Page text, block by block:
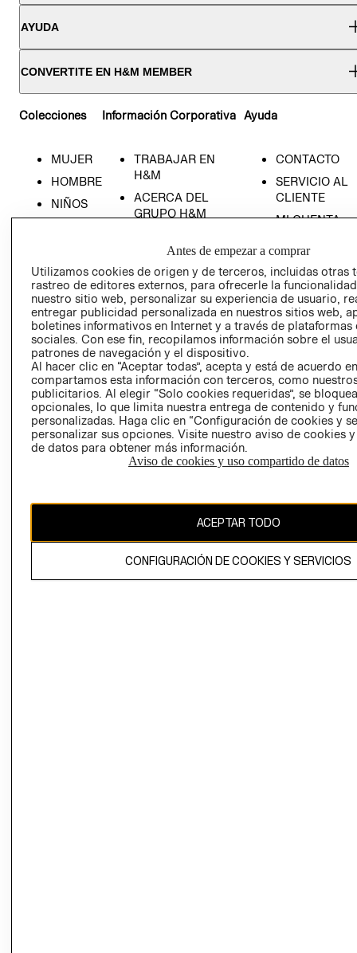
AYUDA
CONVERTITE EN H&M MEMBER
Colecciones
MUJER
HOMBRE
NIÑOS
Información Corporativa
TRABAJAR EN
H&M
ACERCA DEL
GRUPO H&M
SOCIAL
PRENSA
RELACIÓN CON
INVERSIONISTAS
POLÍTICA
EMPRESARIAL
Ayuda
CONTACTO
SERVICIO AL
CLIENTE
MI CUENTA
TIENDAS
- RETIRO EN
TIENDA
TÉRMINOS Y
AVISO DE
PRIVACIDAD
GIFT CARD
AVISO DE
Antes de empezar a comprar
Utilizamos cookies de origen y de terceros, incluidas otras
rastreo de editores externos, para ofrecerle la
nuestro sitio web, personalizar su experiencia de usuario,
entregar publicidad personalizada en nuestros sitios web,
boletines informativos en Internet y a través de plataformas
sociales. Con ese fin, recopilamos información sobre el
patrones de navegación y el dispositivo.
Al hacer clic en “Aceptar todas”, acepta y está de acuerdo
compartamos esta información con terceros, como
publicitarios. Al elegir “Solo cookies requeridas”, se
opcionales, lo que limita nuestra entrega de contenido y
personalizadas. Haga clic en “Configuración de cookies y
personalizar sus opciones. Visite nuestro aviso de cookies
de datos para obtener más información.
Aviso de cookies y uso compartido de datos
ACEPTAR TODO
CONFIGURACIÓN DE COOKIES Y SERVICIOS